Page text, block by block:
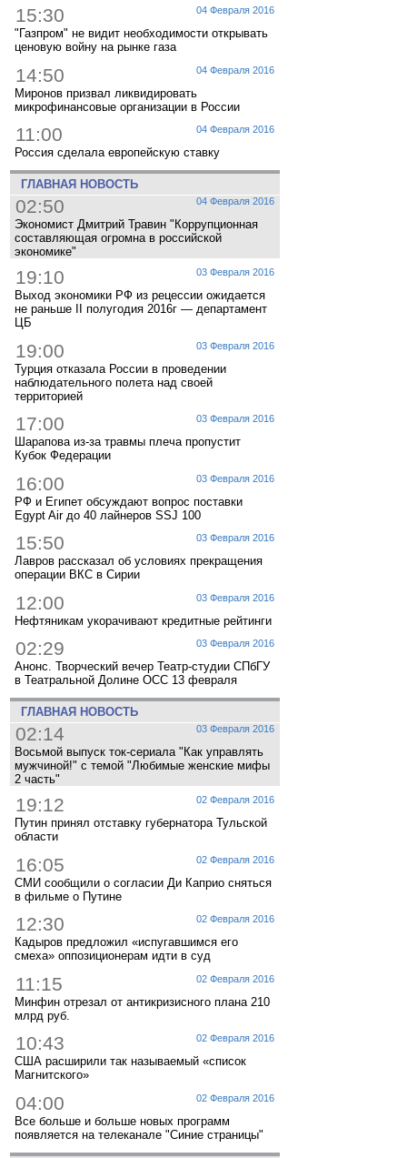
04 Февраля 2016
15:30
"Газпром" не видит необходимости открывать
ценовую войну на рынке газа
04 Февраля 2016
14:50
Миронов призвал ликвидировать
микрофинансовые организации в России
04 Февраля 2016
11:00
Россия сделала европейскую ставку
ГЛАВНАЯ НОВОСТЬ
04 Февраля 2016
02:50
Экономист Дмитрий Травин "Коррупционная
составляющая огромна в российской
экономике"
03 Февраля 2016
19:10
Выход экономики РФ из рецессии ожидается
не раньше II полугодия 2016г — департамент
ЦБ
03 Февраля 2016
19:00
Турция отказала России в проведении
наблюдательного полета над своей
территорией
03 Февраля 2016
17:00
Шарапова из-за травмы плеча пропустит
Кубок Федерации
03 Февраля 2016
16:00
РФ и Египет обсуждают вопрос поставки
Egypt Air до 40 лайнеров SSJ 100
03 Февраля 2016
15:50
Лавров рассказал об условиях прекращения
операции ВКС в Сирии
03 Февраля 2016
12:00
Нефтяникам укорачивают кредитные рейтинги
03 Февраля 2016
02:29
Анонс. Творческий вечер Театр-студии СПбГУ
в Театральной Долине ОСС 13 февраля
ГЛАВНАЯ НОВОСТЬ
03 Февраля 2016
02:14
Восьмой выпуск ток-сериала "Как управлять
мужчиной!" с темой "Любимые женские мифы
2 часть"
02 Февраля 2016
19:12
Путин принял отставку губернатора Тульской
области
02 Февраля 2016
16:05
СМИ сообщили о согласии Ди Каприо сняться
в фильме о Путине
02 Февраля 2016
12:30
Кадыров предложил «испугавшимся его
смеха» оппозиционерам идти в суд
02 Февраля 2016
11:15
Минфин отрезал от антикризисного плана 210
млрд руб.
02 Февраля 2016
10:43
США расширили так называемый «список
Магнитского»
02 Февраля 2016
04:00
Все больше и больше новых программ
появляется на телеканале "Синие страницы"